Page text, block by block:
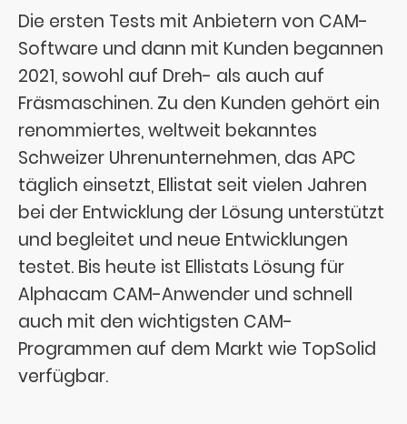
Die ersten Tests mit Anbietern von CAM-
Software und dann mit Kunden begannen
2021, sowohl auf Dreh- als auch auf
Fräsmaschinen. Zu den Kunden gehört ein
renommiertes, weltweit bekanntes
Schweizer Uhrenunternehmen, das APC
täglich einsetzt, Ellistat seit vielen Jahren
bei der Entwicklung der Lösung unterstützt
und begleitet und neue Entwicklungen
testet. Bis heute ist Ellistats Lösung für
Alphacam CAM-Anwender und schnell
auch mit den wichtigsten CAM-
Programmen auf dem Markt wie TopSolid
verfügbar.